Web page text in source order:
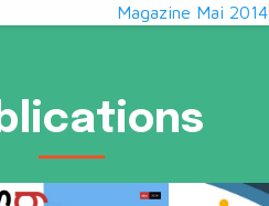
Magazine Mai 2014